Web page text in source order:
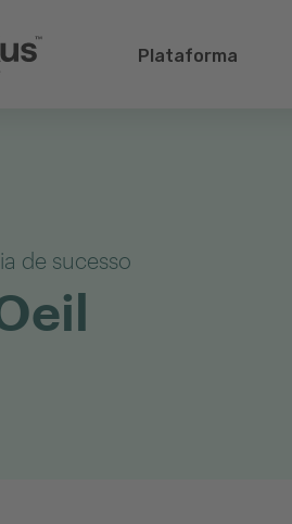
Plataforma
de sucesso